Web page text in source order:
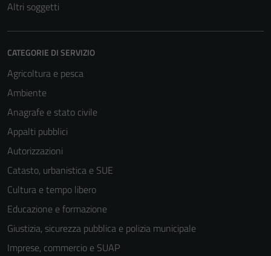
Altri soggetti
CATEGORIE DI SERVIZIO
Agricoltura e pesca
Ambiente
Anagrafe e stato civile
Appalti pubblici
Autorizzazioni
Catasto, urbanistica e SUE
Cultura e tempo libero
Educazione e formazione
Giustizia, sicurezza pubblica e polizia municipale
Imprese, commercio e SUAP
essere